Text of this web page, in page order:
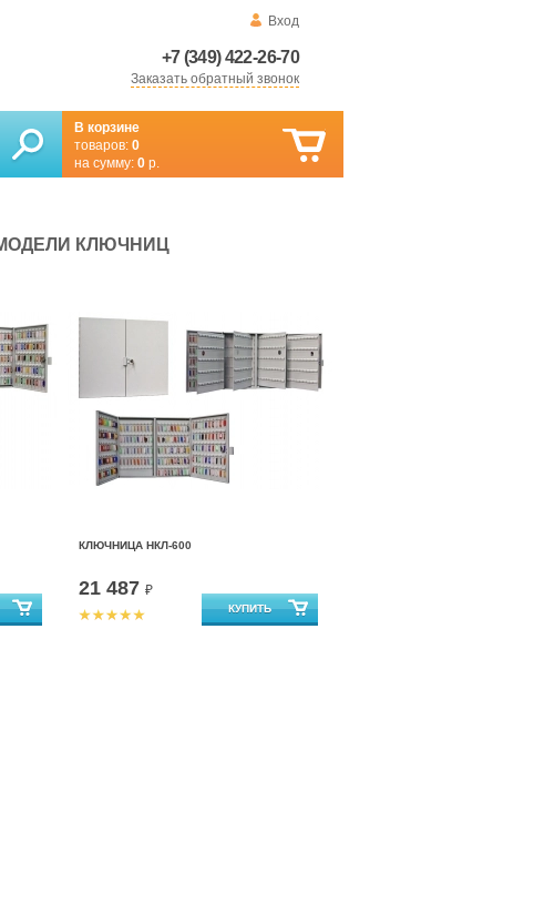
Вход
+7 (349) 422-26-70
Заказать обратный звонок
В корзине
товаров: 0
на сумму: 0 р.
КЛЮЧНИЦ
КЛЮЧНИЦА НКЛ-600
21 487 ₽